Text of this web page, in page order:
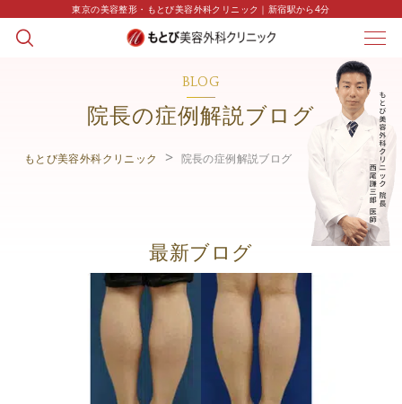
東京の美容整形・もとび美容外科クリニック｜新宿駅から4分
BLOG
院長の症例解説ブログ
もとび美容外科クリニック 院長の症例解説ブログ
最新ブログ